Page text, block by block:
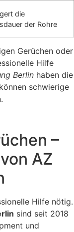
die
der Rohre
Gerüchen oder
Hilfe
Berlin haben die
schwierige
–
AZ
Hilfe nötig.
sind seit 2018
und